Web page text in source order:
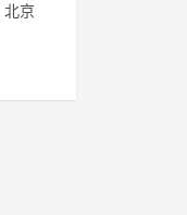
北京